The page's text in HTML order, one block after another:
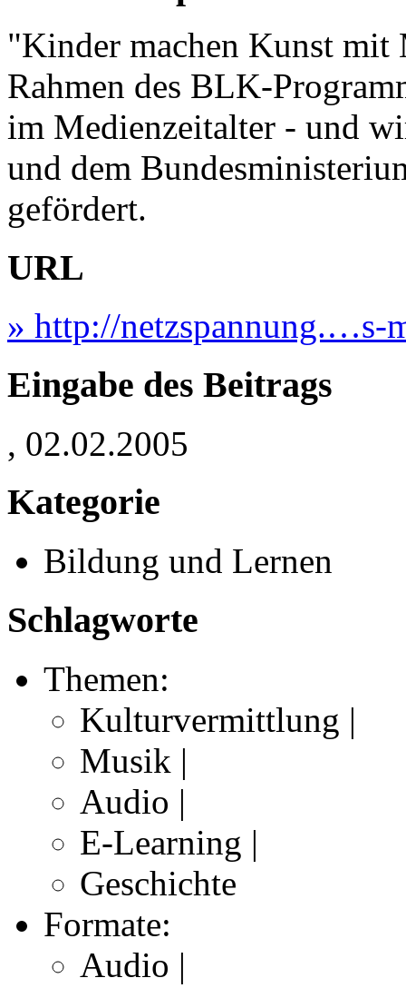
"Kinder machen Kunst
Rahmen des BLK-
im Medienzeitalter - und
und dem
gefördert.
URL
» http://netzspannung.…s-
Eingabe des Beitrags
, 02.02.2005
Kategorie
Bildung und Lernen
Schlagworte
Themen:
Kulturvermittlung |
Musik |
Audio |
E-Learning |
Geschichte
Formate:
Audio |